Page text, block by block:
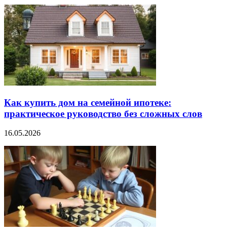
Как купить дом на семейной ипотеке:
практическое руководство без сложных слов
16.05.2026